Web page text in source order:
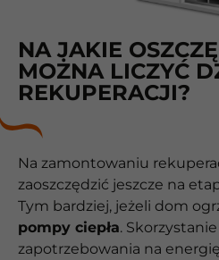
NA JAKIE
MOŻNA LICZYĆ
REKUPERACJI?
Na zamontowaniu
zaoszczędzić jeszcze na
Tym bardziej, jeżeli dom
pompy ciepła.
zapotrzebowania na